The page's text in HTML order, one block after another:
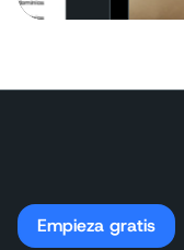
Empieza gratis